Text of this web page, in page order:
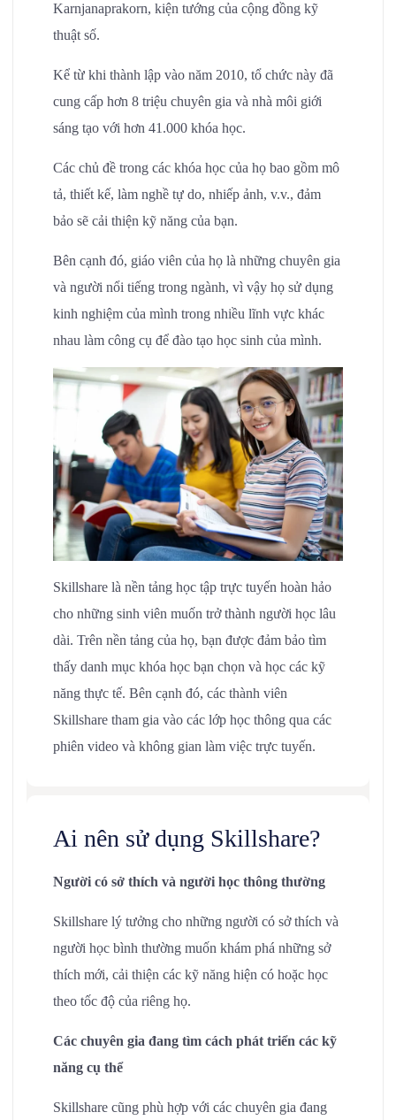
Karnjanaprakorn, kiện tướng của cộng đồng kỹ
thuật số.
Kể từ khi thành lập vào năm 2010, tổ chức này đã
cung cấp hơn 8 triệu chuyên gia và nhà môi giới
sáng tạo với hơn 41.000 khóa học.
Các chủ đề trong các khóa học của họ bao gồm mô
tả, thiết kế, làm nghề tự do, nhiếp ảnh, v.v., đảm
bảo sẽ cải thiện kỹ năng của bạn.
Bên cạnh đó, giáo viên của họ là những chuyên gia
và người nổi tiếng trong ngành, vì vậy họ sử dụng
kinh nghiệm của mình trong nhiều lĩnh vực khác
nhau làm công cụ để đào tạo học sinh của mình.
Skillshare là nền tảng học tập trực tuyến hoàn hảo
cho những sinh viên muốn trở thành người học lâu
dài. Trên nền tảng của họ, bạn được đảm bảo tìm
thấy danh mục khóa học bạn chọn và học các kỹ
năng thực tế. Bên cạnh đó, các thành viên
Skillshare tham gia vào các lớp học thông qua các
phiên video và không gian làm việc trực tuyến.
Ai nên sử dụng Skillshare?
Người có sở thích và người học thông thường
Skillshare lý tưởng cho những người có sở thích và
người học bình thường muốn khám phá những sở
thích mới, cải thiện các kỹ năng hiện có hoặc học
theo tốc độ của riêng họ.
Các chuyên gia đang tìm cách phát triển các kỹ
năng cụ thể
Skillshare cũng phù hợp với các chuyên gia đang